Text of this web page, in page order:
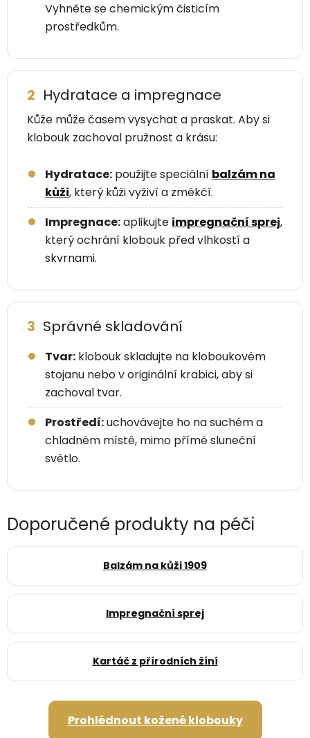
Vyhněte se chemickým čisticím
prostředkům.
2 Hydratace a impregnace
Kůže může časem vysychat a praskat. Aby si
klobouk zachoval pružnost a krásu:
Hydratace: použijte speciální balzám na
kůži, který kůži vyživí a změkčí.
Impregnace:aplikujte impregnační sprej,
který ochrání klobouk před vlhkostí a
skvrnami.
3 Správné skladování
Tvar: klobouk skladujte na kloboukovém
stojanu nebo v originální krabici, aby si
zachoval tvar.
Prostředí:uchovávejte ho na suchém a
chladném místě, mimo přímé sluneční
světlo.
Doporučené produkty na péči
Balzám na kůži 1909
Impregnační sprej
Kartáč z přírodních žíní
Prohlédnout kožené klobouky